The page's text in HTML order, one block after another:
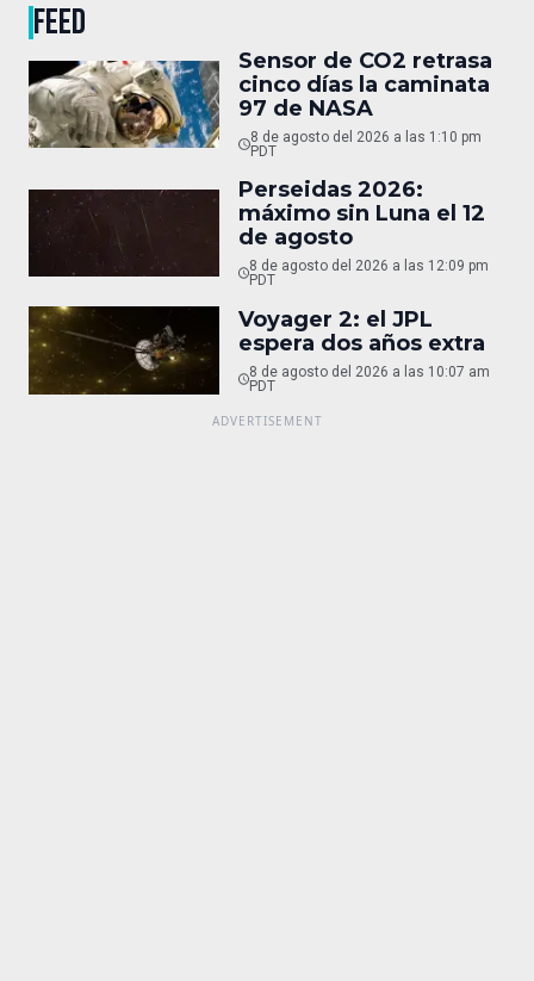
FEED
Sensor de CO2 retrasa
cinco días la caminata
97 de NASA
8 de agosto del 2026 a las 1:10 pm
PDT
Perseidas 2026:
máximo sin Luna el 12
de agosto
8 de agosto del 2026 a las 12:09 pm
PDT
Voyager 2: el JPL
espera dos años extra
8 de agosto del 2026 a las 10:07 am
PDT